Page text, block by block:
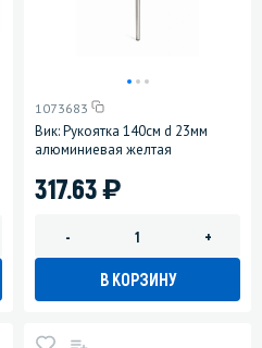
1073683
Вик: Рукоятка 140см d 23мм
алюминиевая желтая
317.63)
- +
В КОРЗИНУ